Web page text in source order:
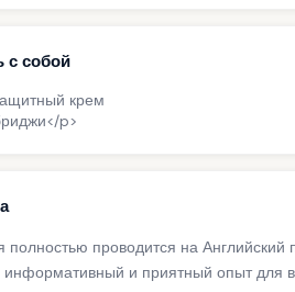
с собой
крем
p>
полностью проводится на
и приятный опыт для